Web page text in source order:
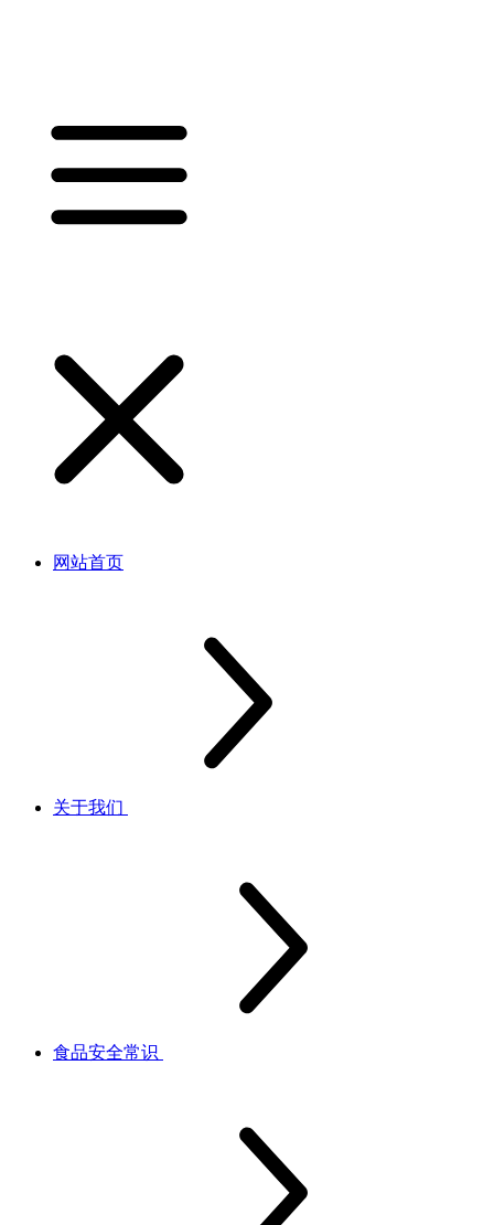
网站首页
关于我们
食品安全常识